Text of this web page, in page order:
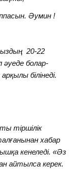
Әумин !
20-22
әуеде болар-
білінеді.
тіршілік
хабар
кенеледі. «Әз
айтылса керек.